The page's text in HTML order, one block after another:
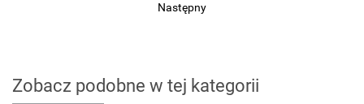
Następny
Zobacz podobne w tej kategorii